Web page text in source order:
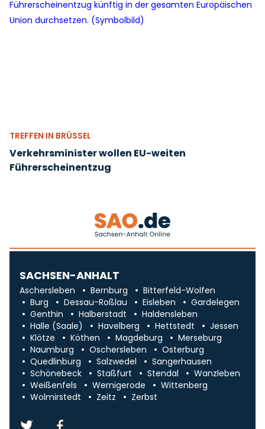
TREFFEN IN BRÜSSEL
Verkehrsminister wollen EU-weiten
Führerscheinentzug
SACHSEN-ANHALT
Aschersleben Bernburg
Bitterfeld-Wolfen
Burg
Dessau-Roßlau Eisleben
Gardelegen
Genthin
Halberstadt
Haldensleben
Halle (Saale)
Havelberg Hettstedt
Jessen
Klötze
Köthen Magdeburg
Merseburg
Naumburg
Oschersleben
Osterburg
Quedlinburg
Salzwedel
Sangerhausen
Schönebeck
Staßfurt Stendal
Wanzleben
Weißenfels
Wernigerode
Wittenberg
Wolmirstedt
Zeitz Zerbst